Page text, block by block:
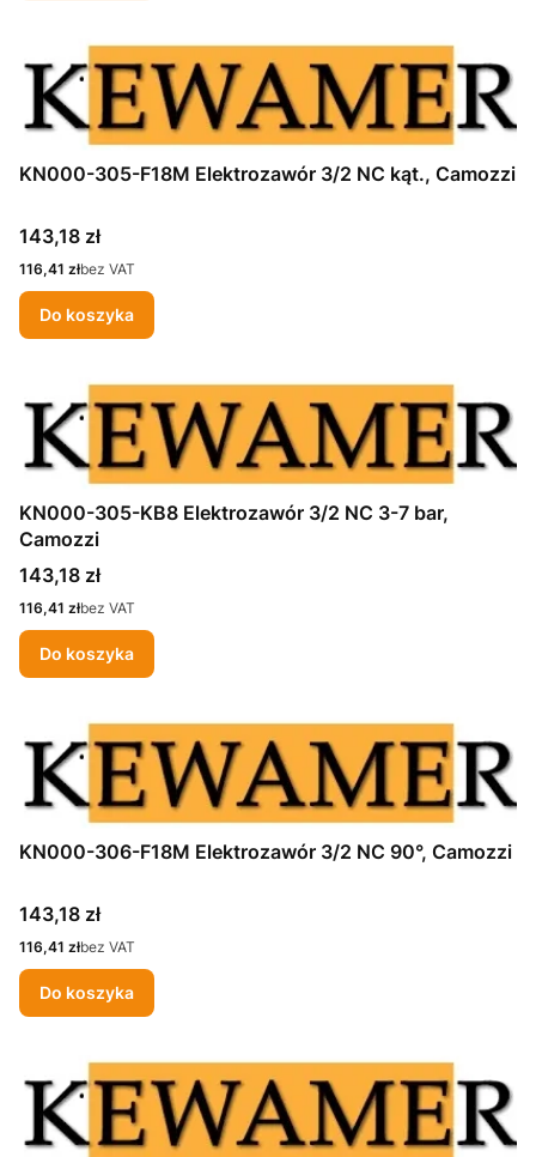
KN000-305-F18M Elektrozawór 3/2 NC kąt., Camozzi
Cena
143,18 zł
Cena
116,41 złbez VAT
Do koszyka
KN000-305-KB8 Elektrozawór 3/2 NC 3-7 bar,
Camozzi
Cena
143,18 zł
Cena
116,41 złbez VAT
Do koszyka
KN000-306-F18M Elektrozawór 3/2 NC 90°, Camozzi
Cena
143,18 zł
Cena
116,41 złbez VAT
Do koszyka